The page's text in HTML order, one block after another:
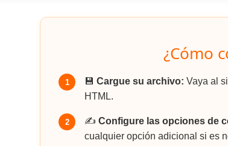
¿Cómo
1 💾 Cargue su archivo: Vaya al
HTML.
2 ✍️ Configure las opciones de
cualquier opción adicional si es